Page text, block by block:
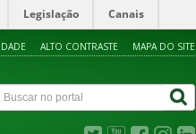
Legislação Canais
ALTO CONTRASTE MAPA DO SITE